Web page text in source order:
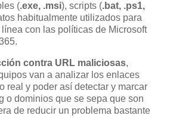
(.exe, .msi), scripts (.bat, .ps1,
habitualmente utilizados para
con las políticas de Microsoft
contra URL maliciosas,
van a analizar los enlaces
real y poder así detectar y marcar
o dominios que se sepa que son
de reducir un problema bastante